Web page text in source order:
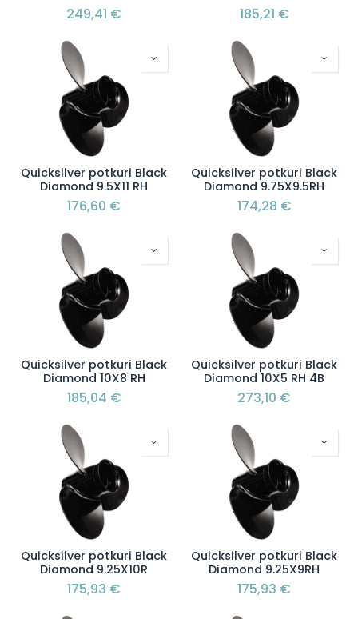
249,41 € 185,21 €
Quicksilver potkuri Black
Diamond 9.5X11 RH
176,60 €
Quicksilver potkuri Black
Diamond 9.75X9.5RH
174,28 €
Quicksilver potkuri Black
Diamond 10X8 RH
185,04 €
Quicksilver potkuri Black
Diamond 10X5 RH 4B
273,10 €
Quicksilver potkuri Black
Diamond 9.25X10R
175,93 €
Quicksilver potkuri Black
Diamond 9.25X9RH
175,93 €